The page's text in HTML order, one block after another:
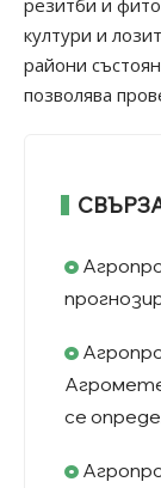
култури и
райони
позволява
се